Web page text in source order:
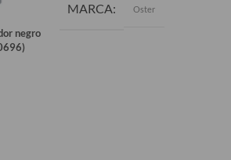
negro
MARCA Oster